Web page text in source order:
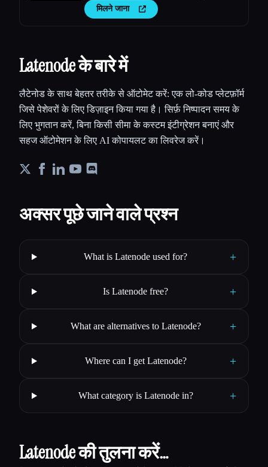
के साथ अक्सर पूछे जाने वाले प्रश्न बनाएं।
मिलने जाना
Latenode के बारे में
लैटेनोड के साथ बेहतर तरीके से ऑटोमेट करें: एक लो-कोड प्लेटफ़ॉर्म
जिसे पेशेवरों के लिए डिज़ाइन किया गया है। सिर्फ़ निष्पादन समय के
लिए भुगतान करें, बिना किसी सीमा के कस्टम इंटीग्रेशन बनाएं और
सहज ऑटोमेशन के लिए AI कोपायलट का लिवरेज करें।
अक्सर पूछे जाने वाले प्रश्न
What is Latenode used for? +
Is Latenode free? +
What are alternatives to Latenode? +
Where can I get Latenode? +
What category is Latenode in? +
Latenode की तुलना करें…